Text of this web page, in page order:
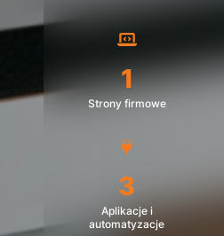
1
Strony firmowe
3
Aplikacje i
automatyzacje